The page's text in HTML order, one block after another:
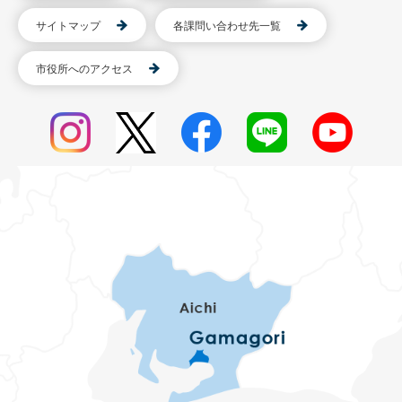
サイトマップ 各課問い合わせ先一覧
市役所へのアクセス